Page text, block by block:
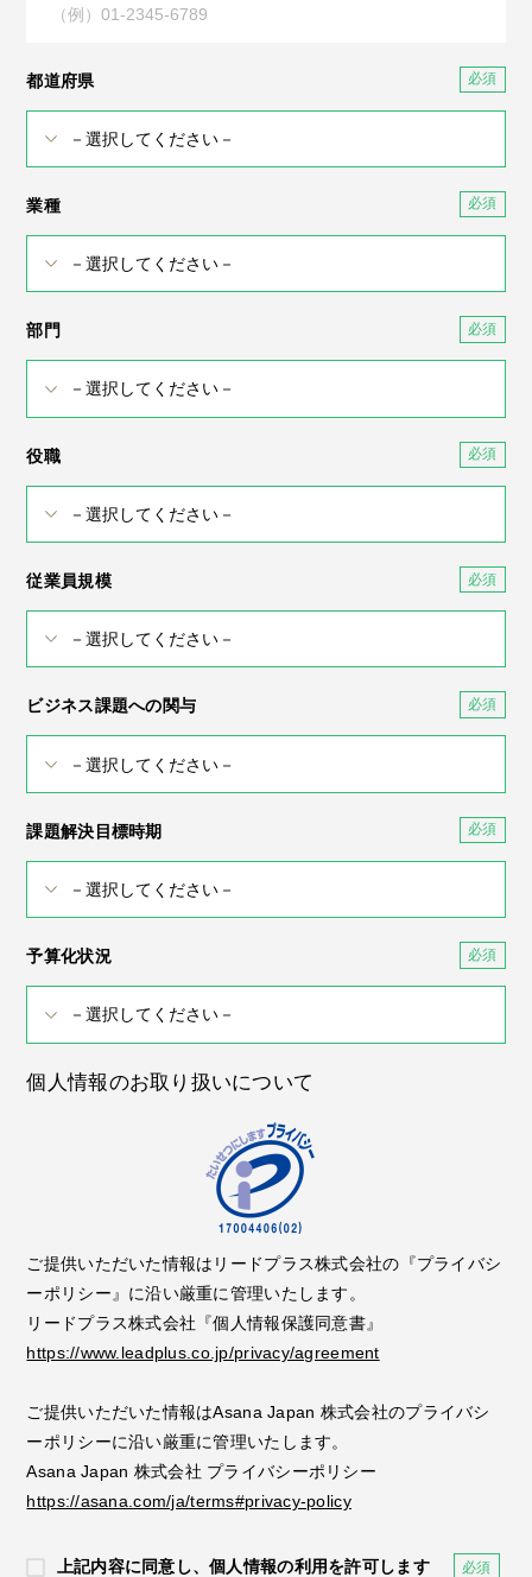
都道府県
業種
部門
役職
従業員規模
ビジネス課題への関与
課題解決目標時期
予算化状況
個人情報のお取り扱いについて
ご提供いただいた情報はリードプラス株式会社の『プライバシ
ーポリシー』に沿い厳重に管理いたします。
リードプラス株式会社『個人情報保護同意書』
https://www.leadplus.co.jp/privacy/agreement
ご提供いただいた情報はAsana Japan 株式会社のプライバシ
ーポリシーに沿い厳重に管理いたします。
Asana Japan 株式会社 プライバシーポリシー
https://asana.com/ja/terms#privacy-policy
上記内容に同意し、個人情報の利用を許可します